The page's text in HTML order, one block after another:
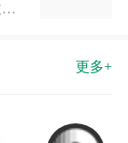
虚拟货币不可以进行投资，从国内监管政策、法律保障、交易风险三
更多+